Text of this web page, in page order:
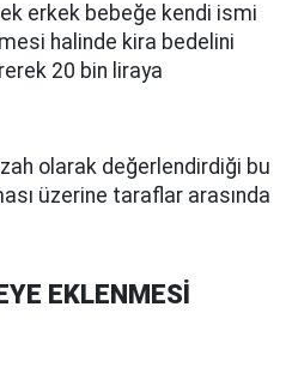
erkek bebeğe kendi ismi
halinde kira bedelini
20 bin liraya
olarak değerlendirdiği bu
üzerine taraflar arasında
EKLENMESİ